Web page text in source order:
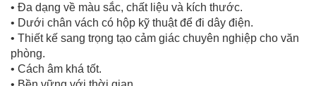
• Đa dạng về màu sắc, chất liệu và kích thước.
• Dưới chân vách có hộp kỹ thuật để đi dây điện.
• Thiết kế sang trọng tạo cảm giác chuyên nghiệp cho văn
phòng.
• Cách âm khá tốt.